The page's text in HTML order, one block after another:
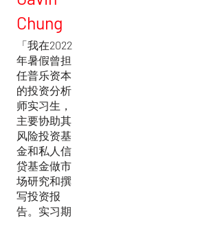
Chung
「我在2022
年暑假曾担
任普乐资本
的投资分析
师实习生，
主要协助其
风险投资基
金和私人信
贷基金做市
场研究和撰
写投资报
告。实习期